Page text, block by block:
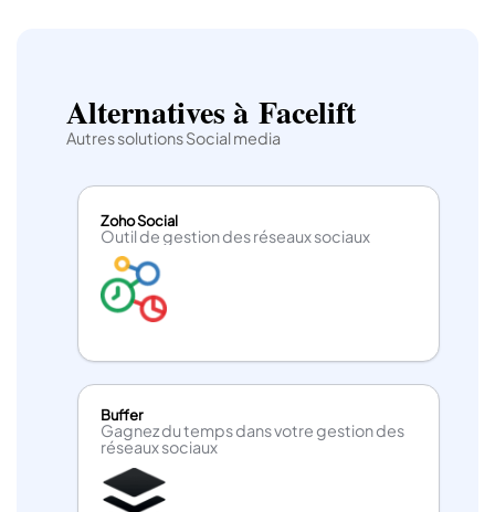
Alternatives à Facelift
Autres solutions Social media
Zoho Social
Outil de gestion des réseaux sociaux
Buffer
Gagnez du temps dans votre gestion des
réseaux sociaux